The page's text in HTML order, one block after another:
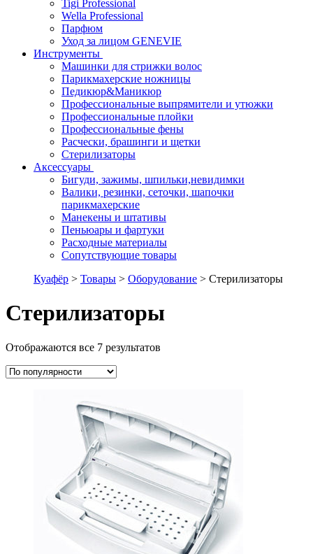
Tigi Professional
Wella Professional
Парфюм
Уход за лицом GENEVIE
Инструменты
Машинки для стрижки волос
Парикмахерские ножницы
Педикюр&Маникюр
Профессиональные выпрямители и утюжки
Профессиональные плойки
Профессиональные фены
Расчески, брашинги и щетки
Стерилизаторы
Аксессуары
Бигуди, зажимы, шпильки,невидимки
Валики, резинки, сеточки, шапочки
парикмахерские
Манекены и штативы
Пеньюары и фартуки
Расходные материалы
Сопутствующие товары
Куафёр > Товары > Оборудование > Стерилизаторы
Стерилизаторы
Отображаются все 7 результатов